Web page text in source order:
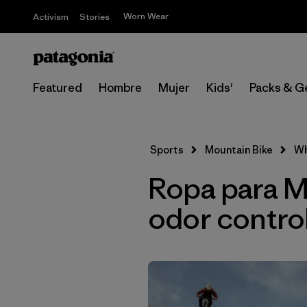
Activism Stories Worn Wear
Featured Hombre Mujer Kids' Packs &
Sports Mountain Bike
Ropa para
odor